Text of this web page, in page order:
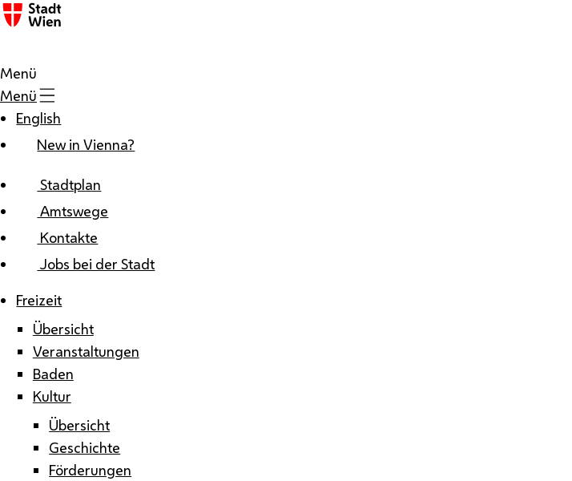
Zum Inhalt
Menü
Menü
English
New in Vienna?
Stadtplan
Amtswege
Kontakte
Jobs bei der Stadt
Freizeit
Übersicht
Veranstaltungen
Baden
Kultur
Übersicht
Geschichte
Förderungen